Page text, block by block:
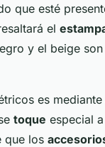
que esté
el
y el beige
es mediante
toque especial
que los